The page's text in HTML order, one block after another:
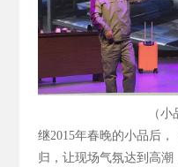
（
继2015年春晚的小品后，
归，让现场气氛达到高